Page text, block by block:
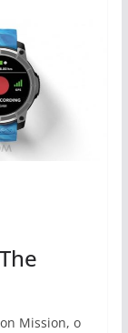
Mission, o